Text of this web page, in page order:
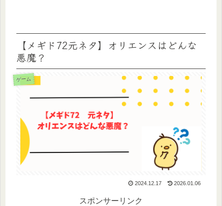
【メギド72元ネタ】オリエンスはどんな
悪魔？
ゲーム
2024.12.17 2026.01.06
スポンサーリンク